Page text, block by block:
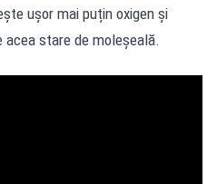
ușor mai puțin oxigen și
acea stare de moleșeală.